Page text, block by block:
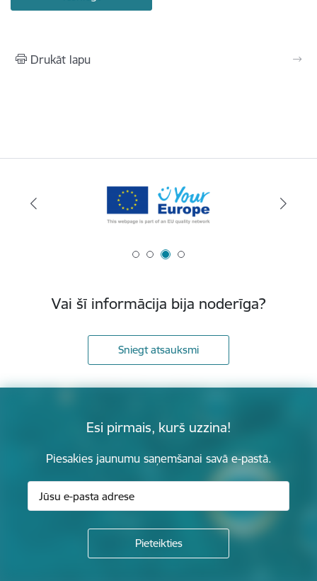
Drukāt lapu
Vai šī informācija bija noderīga?
Sniegt atsauksmi
Esi pirmais, kurš uzzina!
Piesakies jaunumu saņemšanai savā e-pastā.